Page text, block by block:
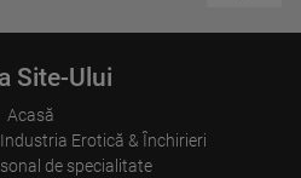
Site-Ului
Acasă
Erotică & Închirieri
de specialitate